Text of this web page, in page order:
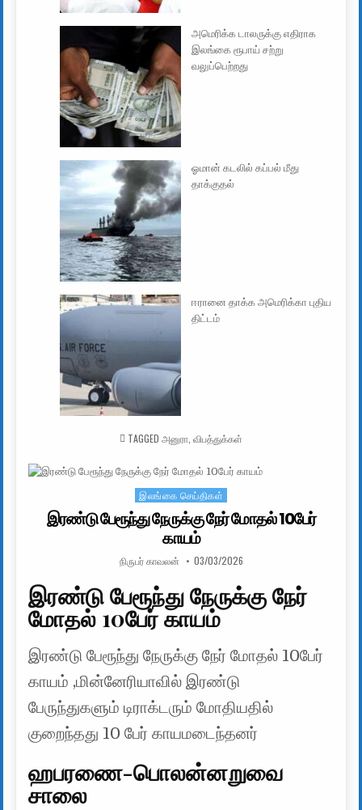
அமெரிக்க டாலருக்கு எதிராக
இலங்கை ரூபாய் சற்று
வலுப்பெற்றது
ஓமான் கடலில் கப்பல் மீது
தாக்குதல்
ஈரானை தாக்க அமெரிக்கா புதிய
திட்டம்
TAGGED அனுரா விபத்துக்கள்
Posted in
இலங்கை செய்திகள்
இரண்டு பேரூந்து நேருக்கு நேர் மோதல் 10பேர்
காயம்
AUTHOR:
நிருபர் காவலன் PUBLISHED DATE:
03/03/2026
இரண்டு பேரூந்து நேருக்கு நேர்
மோதல் 10பேர் காயம்
இரண்டு பேரூந்து நேருக்கு நேர் மோதல் 10பேர்
காயம் ,மின்னேரியாவில் இரண்டு
பேருந்துகளும் டிராக்டரும் மோதியதில்
குறைந்தது 10 பேர் காயமடைந்தனர்
ஹபரணை-பொலன்னறுவை
சாலை